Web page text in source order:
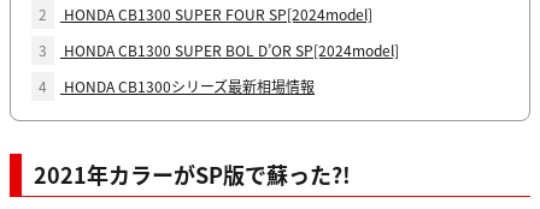
2
HONDA CB1300 SUPER FOUR SP[2024model]
3
HONDA CB1300 SUPER BOL D’OR SP[2024model]
4
HONDA CB1300シリーズ最新相場情報
2021年カラーがSP版で蘇った?!